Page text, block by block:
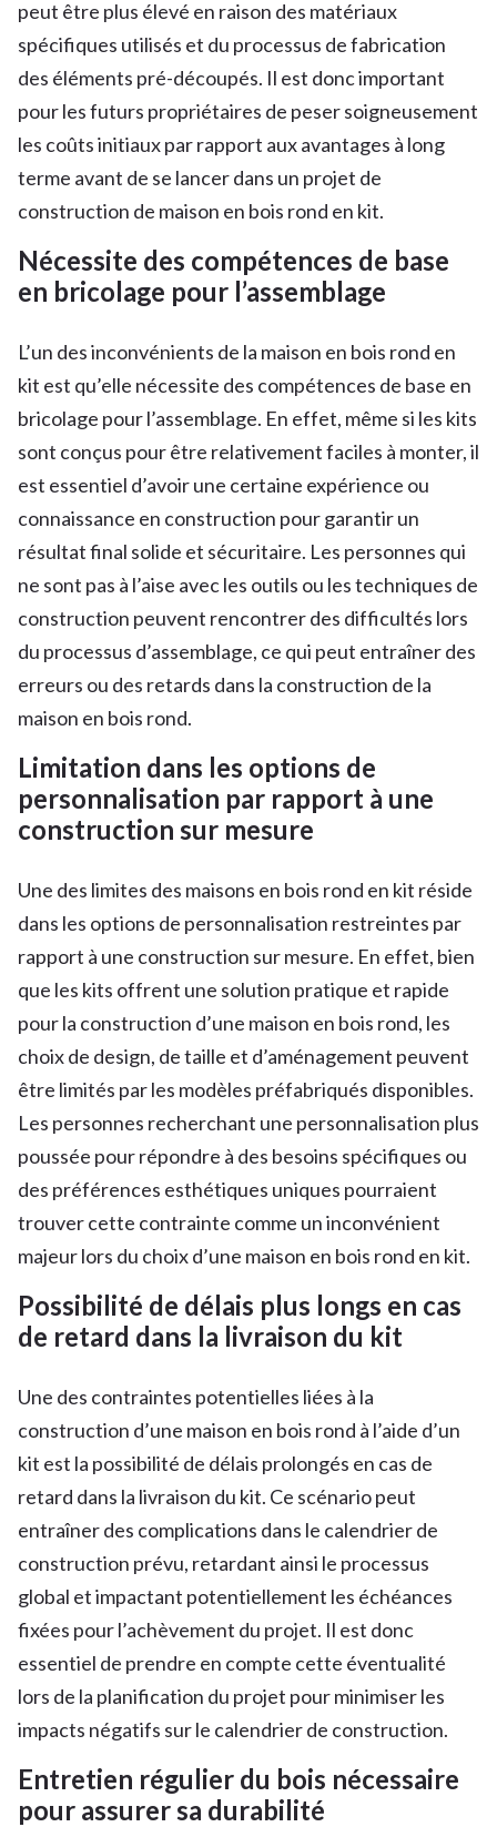
peut être plus élevé en raison des matériaux
spécifiques utilisés et du processus de fabrication
des éléments pré-découpés. Il est donc important
pour les futurs propriétaires de peser soigneusement
les coûts initiaux par rapport aux avantages à long
terme avant de se lancer dans un projet de
construction de maison en bois rond en kit.
Nécessite des compétences de base
en bricolage pour l’assemblage
L’un des inconvénients de la maison en bois rond en
kit est qu’elle nécessite des compétences de base en
bricolage pour l’assemblage. En effet, même si les kits
sont conçus pour être relativement faciles à monter, il
est essentiel d’avoir une certaine expérience ou
connaissance en construction pour garantir un
résultat final solide et sécuritaire. Les personnes qui
ne sont pas à l’aise avec les outils ou les techniques de
construction peuvent rencontrer des difficultés lors
du processus d’assemblage, ce qui peut entraîner des
erreurs ou des retards dans la construction de la
maison en bois rond.
Limitation dans les options de
personnalisation par rapport à une
construction sur mesure
Une des limites des maisons en bois rond en kit réside
dans les options de personnalisation restreintes par
rapport à une construction sur mesure. En effet, bien
que les kits offrent une solution pratique et rapide
pour la construction d’une maison en bois rond, les
choix de design, de taille et d’aménagement peuvent
être limités par les modèles préfabriqués disponibles.
Les personnes recherchant une personnalisation plus
poussée pour répondre à des besoins spécifiques ou
des préférences esthétiques uniques pourraient
trouver cette contrainte comme un inconvénient
majeur lors du choix d’une maison en bois rond en kit.
Possibilité de délais plus longs en cas
de retard dans la livraison du kit
Une des contraintes potentielles liées à la
construction d’une maison en bois rond à l’aide d’un
kit est la possibilité de délais prolongés en cas de
retard dans la livraison du kit. Ce scénario peut
entraîner des complications dans le calendrier de
construction prévu, retardant ainsi le processus
global et impactant potentiellement les échéances
fixées pour l’achèvement du projet. Il est donc
essentiel de prendre en compte cette éventualité
lors de la planification du projet pour minimiser les
impacts négatifs sur le calendrier de construction.
Entretien régulier du bois nécessaire
pour assurer sa durabilité